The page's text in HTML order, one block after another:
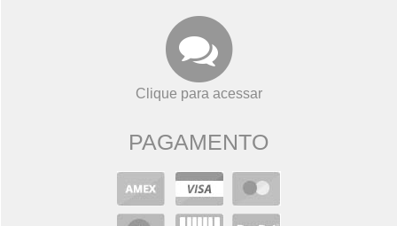
Clique para acessar
PAGAMENTO